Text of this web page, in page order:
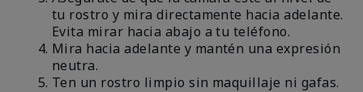
tu rostro y mira directamente hacia adelante.
Evita mirar hacia abajo a tu teléfono.
Mira hacia adelante y mantén una expresión
neutra.
Ten un rostro limpio sin maquillaje ni gafas.